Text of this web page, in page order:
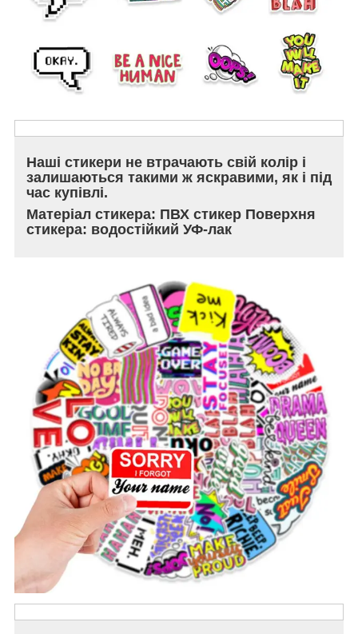
Наші стикери не втрачають свій колір і
залишаються такими ж яскравими, як і під
час купівлі.
Матеріал стикера: ПВХ стикер Поверхня
стикера: водостійкий УФ-лак